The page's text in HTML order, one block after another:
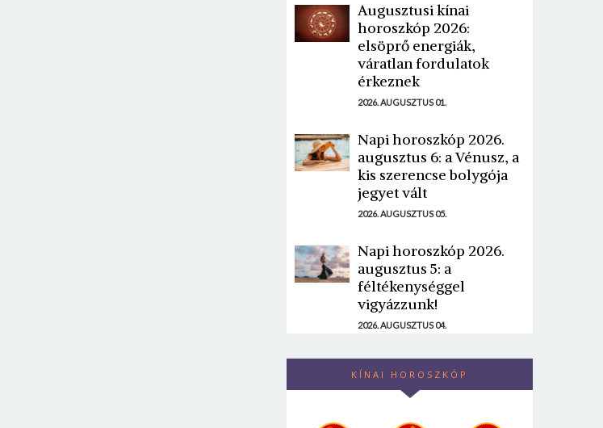
Augusztusi kínai
horoszkóp 2026:
elsöprő energiák,
váratlan fordulatok
érkeznek
2026. AUGUSZTUS 01.
Napi horoszkóp 2026.
augusztus 6: a Vénusz, a
kis szerencse bolygója
jegyet vált
2026. AUGUSZTUS 05.
Napi horoszkóp 2026.
augusztus 5: a
féltékenységgel
vigyázzunk!
2026. AUGUSZTUS 04.
KÍNAI HOROSZKÓP